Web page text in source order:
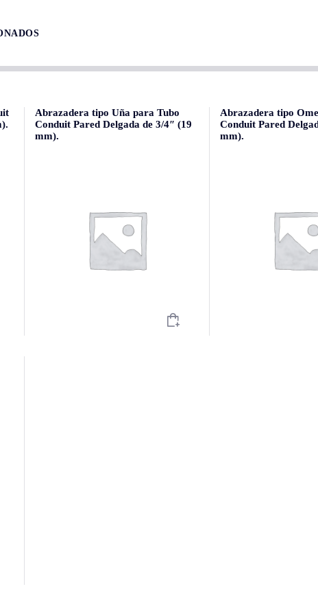
Abrazadera tipo Uña para Tubo
Conduit Pared Delgada de 3/4″ (19
mm).
Abrazadera tipo
Conduit Pared
mm).